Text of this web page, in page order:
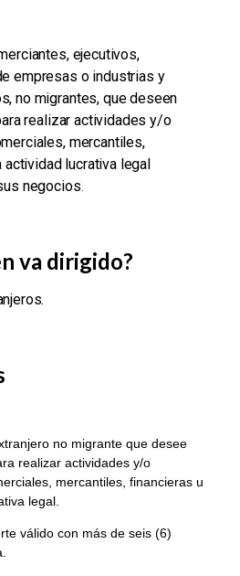
ejecutivos,
empresas o industrias y
no migrantes, que deseen
realizar actividades y/o
mercantiles,
actividad lucrativa legal
negocios.
va dirigido?
no migrante que desee
realizar actividades y/o
mercantiles, financieras u
legal.
válido con más de seis (6)